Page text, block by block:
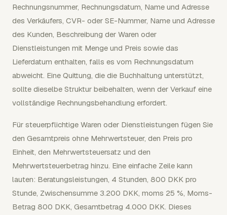
Rechnungsnummer, Rechnungsdatum, Name und Adresse
des Verkäufers, CVR- oder SE-Nummer, Name und Adresse
des Kunden, Beschreibung der Waren oder
Dienstleistungen mit Menge und Preis sowie das
Lieferdatum enthalten, falls es vom Rechnungsdatum
abweicht. Eine Quittung, die die Buchhaltung unterstützt,
sollte dieselbe Struktur beibehalten, wenn der Verkauf eine
vollständige Rechnungsbehandlung erfordert.
Für steuerpflichtige Waren oder Dienstleistungen fügen Sie
den Gesamtpreis ohne Mehrwertsteuer, den Preis pro
Einheit, den Mehrwertsteuersatz und den
Mehrwertsteuerbetrag hinzu. Eine einfache Zeile kann
lauten: Beratungsleistungen, 4 Stunden, 800 DKK pro
Stunde, Zwischensumme 3.200 DKK, moms 25 %, Moms-
Betrag 800 DKK, Gesamtbetrag 4.000 DKK. Dieses